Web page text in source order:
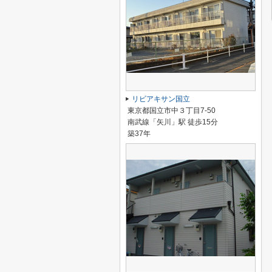
リビアキサン国立
東京都国立市中３丁目7-50
南武線「矢川」駅 徒歩15分
築37年